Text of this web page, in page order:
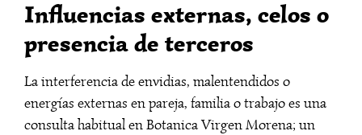
Influencias externas, celos o
presencia de terceros
La interferencia de envidias, malentendidos o
energías externas en pareja, familia o trabajo es una
consulta habitual en Botanica Virgen Morena; un